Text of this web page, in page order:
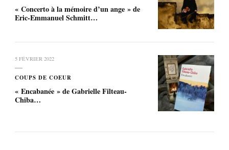
« Concerto à la mémoire d’un ange » de
Eric-Emmanuel Schmitt…
5 FÉVRIER 2022
COUPS DE COEUR
« Encabanée » de Gabrielle Filteau-
Chiba…